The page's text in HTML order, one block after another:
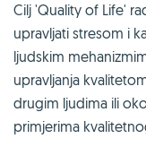
Cilj 'Quality of Life'
upravljati stresom i
ljudskim
upravljanja
drugim ljudima ili
primjerima